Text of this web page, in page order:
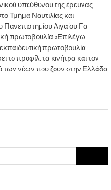
υπεύθυνου της έρευνας
Τμήμα Ναυτιλίας και
Αιγαίου Για
πρωτοβουλία «Επιλέγω
πρωτοβουλία
το προφίλ, τα κινήτρα και τον
των νέων που ζουν στην Ελλάδα
for: